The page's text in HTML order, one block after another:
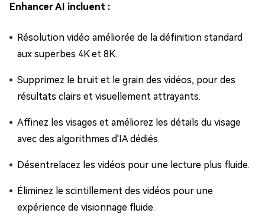
Enhancer AI incluent :
Résolution vidéo améliorée de la définition standard
aux superbes 4K et 8K.
Supprimez le bruit et le grain des vidéos, pour des
résultats clairs et visuellement attrayants.
Affinez les visages et améliorez les détails du visage
avec des algorithmes d'IA dédiés.
Désentrelacez les vidéos pour une lecture plus fluide.
Éliminez le scintillement des vidéos pour une
expérience de visionnage fluide.